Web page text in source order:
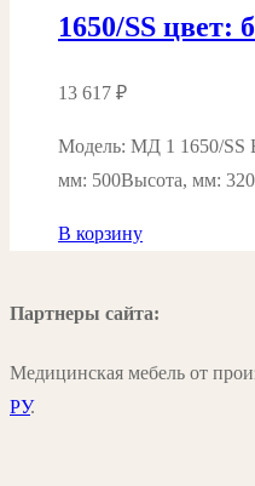
1650/SS цвет:
13 617 ₽
Модель: МД 1 1650/SS
мм: 500Высота, мм:
В корзину
Партнеры сайта:
Медицинская мебель от
РУ.